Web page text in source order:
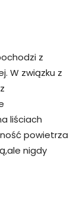
z
W związku z
liściach
powietrza
nigdy